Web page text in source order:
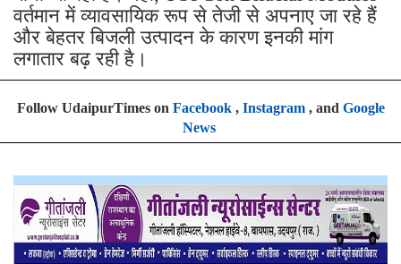
वर्तमान में व्यावसायिक रूप से तेजी से अपनाए जा रहे हैं
और बेहतर बिजली उत्पादन के कारण इनकी मांग
लगातार बढ़ रही है।
Follow UdaipurTimes on Facebook, Instagram, and Google
News